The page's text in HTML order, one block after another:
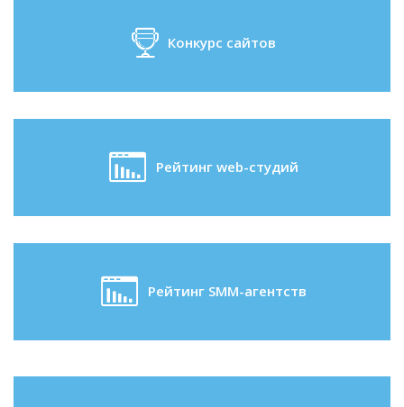
Конкурс сайтов
Рейтинг web-студий
Рейтинг SMM-агентств